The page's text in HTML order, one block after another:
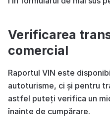
Verificarea
comercial
Raportul VIN este
autoturisme, ci și pentru
astfel puteți verifica un
înainte de cumpărare.